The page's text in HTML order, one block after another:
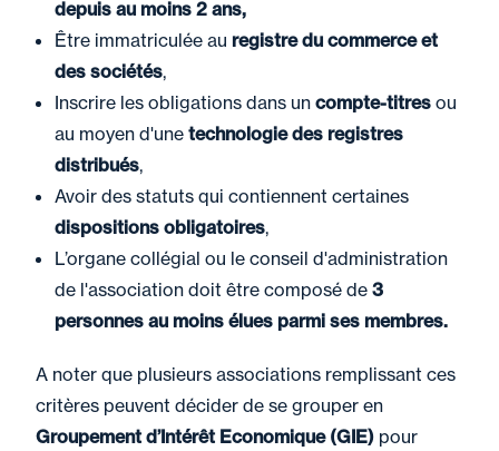
depuis au moins 2 ans,
Être immatriculée au registre du commerce et
des sociétés,
Inscrire les obligations dans un compte-titres ou
au moyen d'une technologie des registres
distribués,
Avoir des statuts qui contiennent certaines
dispositions obligatoires,
L’organe collégial ou le conseil d'administration
de l'association doit être composé de 3
personnes au moins élues parmi ses membres.
A noter que plusieurs associations remplissant ces
critères peuvent décider de se grouper en
Groupement d’Intérêt Economique (GIE) pour